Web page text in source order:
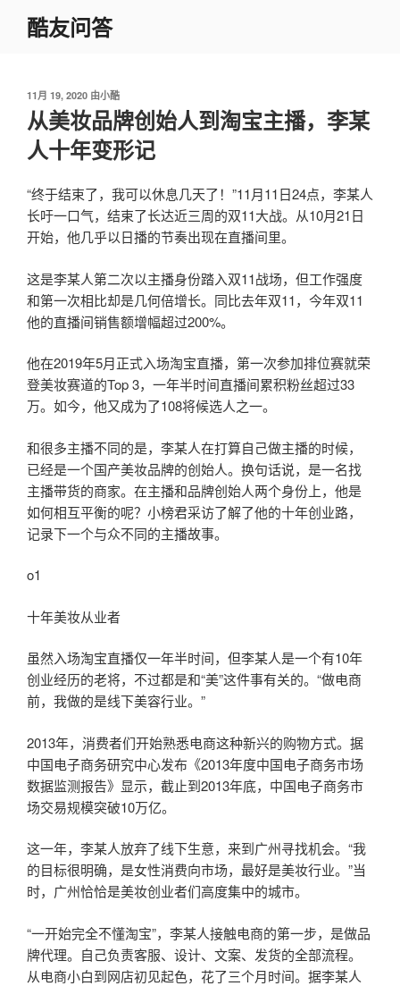
酷友问答
发
布
于
11月 19, 2020 由小酷
从美妆品牌创始人到淘宝主播，李某
人十年变形记
“终于结束了，我可以休息几天了！”11月11日24点，李某人
长吁一口气，结束了长达近三周的双11大战。从10月21日
开始，他几乎以日播的节奏出现在直播间里。
这是李某人第二次以主播身份踏入双11战场，但工作强度
和第一次相比却是几何倍增长。同比去年双11，今年双11
他的直播间销售额增幅超过200%。
他在2019年5月正式入场淘宝直播，第一次参加排位赛就荣
登美妆赛道的Top 3，一年半时间直播间累积粉丝超过33
万。如今，他又成为了108将候选人之一。
和很多主播不同的是，李某人在打算自己做主播的时候，
已经是一个国产美妆品牌的创始人。换句话说，是一名找
主播带货的商家。在主播和品牌创始人两个身份上，他是
如何相互平衡的呢？小榜君采访了解了他的十年创业路，
记录下一个与众不同的主播故事。
o1
十年美妆从业者
虽然入场淘宝直播仅一年半时间，但李某人是一个有10年
创业经历的老将，不过都是和“美”这件事有关的。“做电商
前，我做的是线下美容行业。”
2013年，消费者们开始熟悉电商这种新兴的购物方式。据
中国电子商务研究中心发布《2013年度中国电子商务市场
数据监测报告》显示，截止到2013年底，中国电子商务市
场交易规模突破10万亿。
这一年，李某人放弃了线下生意，来到广州寻找机会。“我
的目标很明确，是女性消费向市场，最好是美妆行业。”当
时，广州恰恰是美妆创业者们高度集中的城市。
“一开始完全不懂淘宝”，李某人接触电商的第一步，是做品
牌代理。自己负责客服、设计、文案、发货的全部流程。
从电商小白到网店初见起色，花了三个月时间。据李某人